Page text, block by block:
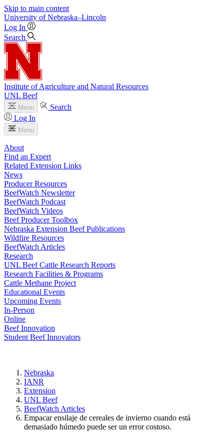
Skip to main content
University of Nebraska–Lincoln
Log In
Search
Institute of Agriculture and Natural Resources
UNL Beef
Menu
Search
Log In
Menu
About
Find an Expert
Related Extension Links
News
Producer Resources
BeefWatch Newsletter
BeefWatch Podcast
BeefWatch Videos
Beef Producer Toolbox
Nebraska Extension Beef Publications
Wildfire Resources
BeefWatch Articles
Research
UNL Beef Cattle Research Reports
Research Facilities & Programs
Cattle Methane Project
Educational Events
Upcoming Events
In-Person
Online
Beef Innovation
Student Beef Innovators
Nebraska
IANR
Extension
UNL Beef
BeefWatch Articles
Empacar ensilaje de cereales de invierno cuando está
demasiado húmedo puede ser un error costoso.